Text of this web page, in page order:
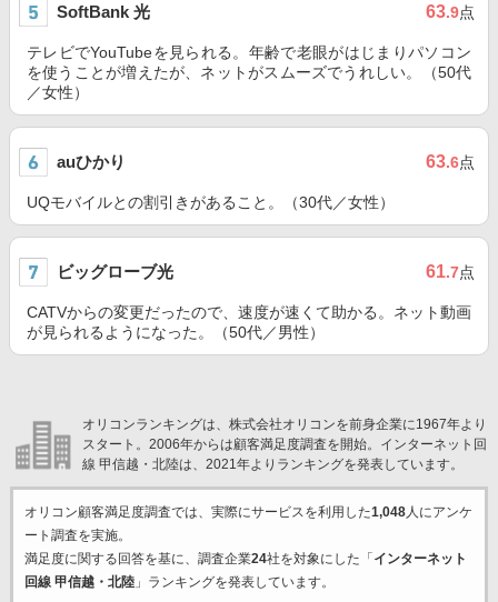
SoftBank 光 63.9点
テレビでYouTubeを見られる。年齢で老眼がはじまりパソコン
を使うことが増えたが、ネットがスムーズでうれしい。（50代
／女性）
auひかり 63.6点
UQモバイルとの割引きがあること。（30代／女性）
ビッグローブ光 61.7点
CATVからの変更だったので、速度が速くて助かる。ネット動画
が見られるようになった。（50代／男性）
オリコンランキングは、株式会社オリコンを前身企業に1967年より
スタート。2006年からは顧客満足度調査を開始。インターネット回
線 甲信越・北陸は、2021年よりランキングを発表しています。
オリコン顧客満足度調査では、実際にサービスを利用した1,048人にアンケ
ート調査を実施。
満足度に関する回答を基に、調査企業24社を対象にした「 インターネット
回線 甲信越・北陸」ランキングを発表しています。